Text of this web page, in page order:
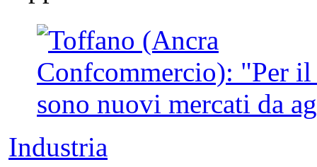
Industria